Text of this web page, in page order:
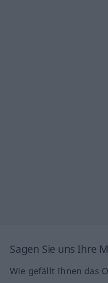
Sagen Sie uns Ihre
Wie gefällt Ihnen das